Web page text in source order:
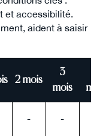
et accessibilité.
aident à saisir
2 mois
3
mois
- -